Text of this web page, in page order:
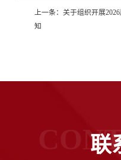
上一条： 关于组织开展
知
联